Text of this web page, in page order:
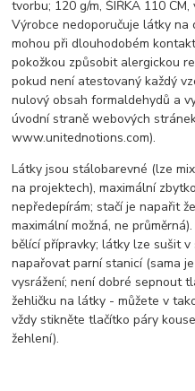
tvorbu; 120 g/m, ŠÍŘKA 110
Výrobce nedoporučuje látky na
mohou při dlouhodobém
pokožkou způsobit alergickou
pokud není atestovaný každý
nulový obsah formaldehydů a
úvodní straně webových
www.unitednotions.com).
Látky jsou stálobarevné (lze
na projektech), maximální
nepředepírám; stačí je napařit
maximální možná, ne
bělící přípravky; látky lze sušit
napařovat parní stanicí (sama
vysrážení; není dobré sepnout
žehličku na látky - můžete v
vždy stikněte tlačítko páry
žehlení).